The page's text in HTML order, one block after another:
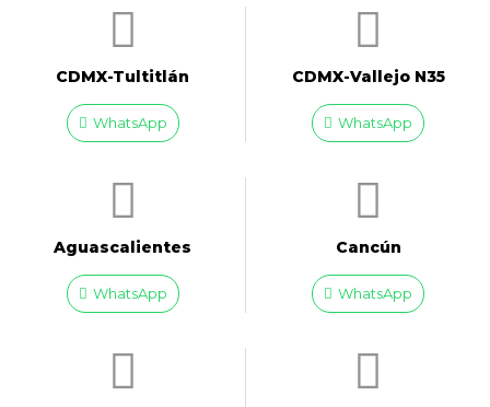
CDMX-Tultitlán
WhatsApp
CDMX-Vallejo N35
WhatsApp
Aguascalientes
WhatsApp
Cancún
WhatsApp